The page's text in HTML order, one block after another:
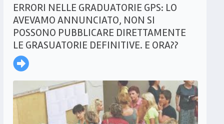
ERRORI NELLE GRADUATORIE GPS: LO
AVEVAMO ANNUNCIATO, NON SI
POSSONO PUBBLICARE DIRETTAMENTE
LE GRASUATORIE DEFINITIVE. E ORA??